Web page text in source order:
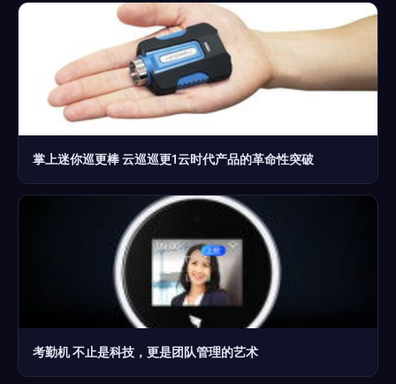
掌上迷你巡更棒 云巡巡更1云时代产品的革命性突破
考勤机 不止是科技，更是团队管理的艺术